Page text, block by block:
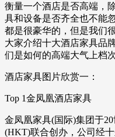
衡量一个酒店是否高端，
具和设备是否齐全也不能
都是很豪华的，但是我们
大家介绍十大酒店家具品
们是如何的高端大气上档次
酒店家具图片欣赏一：
Top 1金凤凰酒店家具
金凤凰家具(国际)集团于
(HKT)联合创办，公司经